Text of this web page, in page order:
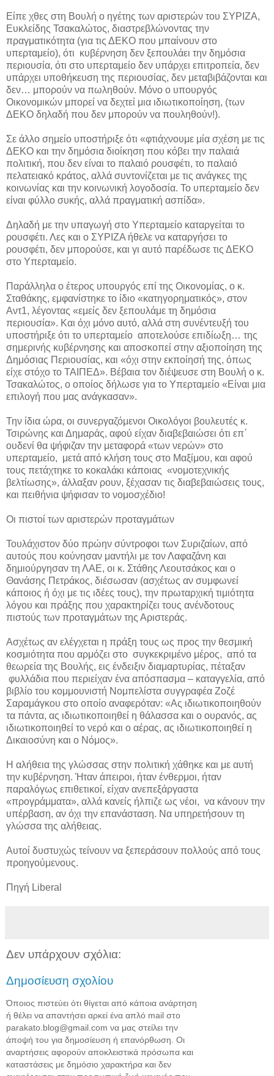
Είπε χθες στη Βουλή ο ηγέτης των αριστερών του ΣΥΡΙΖΑ,
Ευκλείδης Τσακαλώτος, διαστρεβλώνοντας την
πραγματικότητα (για τις ΔΕΚΟ που μπαίνουν στο
υπερταμείο), ότι κυβέρνηση δεν ξεπουλάει την δημόσια
περιουσία, ότι στο υπερταμείο δεν υπάρχει επιτροπεία, δεν
υπάρχει υποθήκευση της περιουσίας, δεν μεταβιβάζονται και
δεν… μπορούν να πωληθούν. Μόνο ο υπουργός
Οικονομικών μπορεί να δεχτεί μια ιδιωτικοποίηση, (των
ΔΕΚΟ δηλαδή που δεν μπορούν να πουληθούν!).
Σε άλλο σημείο υποστήριξε ότι «φτιάχνουμε μία σχέση με τις
ΔΕΚΟ και την δημόσια διοίκηση που κόβει την παλαιά
πολιτική, που δεν είναι το παλαιό ρουσφέτι, το παλαιό
πελατειακό κράτος, αλλά συντονίζεται με τις ανάγκες της
κοινωνίας και την κοινωνική λογοδοσία. Το υπερταμείο δεν
είναι φύλλο συκής, αλλά πραγματική ασπίδα».
Δηλαδή με την υπαγωγή στο Υπερταμείο καταργείται το
ρουσφέτι. Λες και ο ΣΥΡΙΖΑ ήθελε να καταργήσει το
ρουσφέτι, δεν μπορούσε, και γι αυτό παρέδωσε τις ΔΕΚΟ
στο Υπερταμείο.
Παράλληλα ο έτερος υπουργός επί της Οικονομίας, ο κ.
Σταθάκης, εμφανίστηκε το ίδιο «κατηγορηματικός», στον
Αντ1, λέγοντας «εμείς δεν ξεπουλάμε τη δημόσια
περιουσία». Και όχι μόνο αυτό, αλλά στη συνέντευξή του
υποστήριξε ότι το υπερταμείο αποτελούσε επιδίωξη… της
σημερινής κυβέρνησης και αποσκοπεί στην αξιοποίηση της
Δημόσιας Περιουσίας, και «όχι στην εκποίησή της, όπως
είχε στόχο το ΤΑΙΠΕΔ». Βέβαια τον διέψευσε στη Βουλή ο κ.
Τσακαλώτος, ο οποίος δήλωσε για το Υπερταμείο «Είναι μια
επιλογή που μας ανάγκασαν».
Την ίδια ώρα, οι συνεργαζόμενοι Οικολόγοι βουλευτές κ.
Τσιρώνης και Δημαράς, αφού είχαν διαβεβαιώσει ότι επ΄
ουδενί θα ψήφιζαν την μεταφορά «των νερών» στο
υπερταμείο, μετά από κλήση τους στο Μαξίμου, και αφού
τους πετάχτηκε το κοκαλάκι κάποιας «νομοτεχνικής
βελτίωσης», άλλαξαν ρουν, ξέχασαν τις διαβεβαιώσεις τους,
και πειθήνια ψήφισαν το νομοσχέδιο!
Οι πιστοί των αριστερών προταγμάτων
Τουλάχιστον δύο πρώην σύντροφοι των Συριζαίων, από
αυτούς που κούνησαν μαντήλι με τον Λαφαζάνη και
δημιούργησαν τη ΛΑΕ, οι κ. Στάθης Λεουτσάκος και ο
Θανάσης Πετράκος, διέσωσαν (ασχέτως αν συμφωνεί
κάποιος ή όχι με τις ιδέες τους), την πρωταρχική τιμιότητα
λόγου και πράξης που χαρακτηρίζει τους ανένδοτους
πιστούς των προταγμάτων της Αριστεράς.
Ασχέτως αν ελέγχεται η πράξη τους ως προς την θεσμική
κοσμιότητα που αρμόζει στο συγκεκριμένο μέρος, από τα
θεωρεία της Βουλής, εις ένδειξιν διαμαρτυρίας, πέταξαν
φυλλάδια που περιείχαν ένα απόσπασμα – καταγγελία, από
βιβλίο του κομμουνιστή Νομπελίστα συγγραφέα Ζοζέ
Σαραμάγκου στο οποίο αναφερόταν: «Ας ιδιωτικοποιηθούν
τα πάντα, ας ιδιωτικοποιηθεί η θάλασσα και ο ουρανός, ας
ιδιωτικοποιηθεί το νερό και ο αέρας, ας ιδιωτικοποιηθεί η
Δικαιοσύνη και ο Νόμος».
Η αλήθεια της γλώσσας στην πολιτική χάθηκε και με αυτή
την κυβέρνηση. Ήταν άπειροι, ήταν ένθερμοι, ήταν
παραλόγως επιθετικοί, είχαν ανεπεξάργαστα
«προγράμματα», αλλά κανείς ήλπιζε ως νέοι, να κάνουν την
υπέρβαση, αν όχι την επανάσταση. Να υπηρετήσουν τη
γλώσσα της αλήθειας.
Αυτοί δυστυχώς τείνουν να ξεπεράσουν πολλούς από τους
προηγούμενους.
Πηγή Liberal
Δεν υπάρχουν σχόλια:
Δημοσίευση σχολίου
Όποιος πιστεύει ότι θίγεται από κάποια ανάρτηση
ή θέλει να απαντήσει αρκεί ένα απλό mail στο
parakato.blog@gmail.com να μας στείλει την
άποψή του για δημοσίευση ή επανόρθωση. Οι
αναρτήσεις αφορούν αποκλειστικά πρόσωπα και
καταστάσεις με δημόσιο χαρακτήρα και δεν